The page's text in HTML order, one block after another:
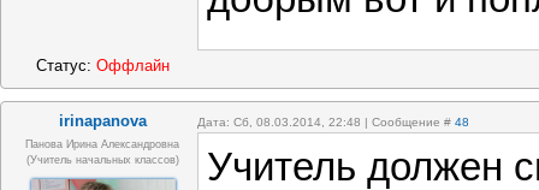
Статус: Оффлайн
irinapanova Дата: Сб, 08.03.2014, 22:48 | Сообщение # 48
Панова Ирина Александровна
(учитель начальных классов)
Учитель должен